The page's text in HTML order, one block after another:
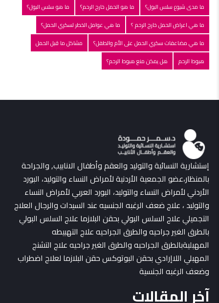
ما مدى شيوع سلس البول؟
ما هو الحمل خارج الرحم؟
ما هو سلس البول؟
ما هي اعراض الحمل خارج الرحم ؟
ما هي عوامل الخطر لسكري الحمل؟
ما هي مضاعفات سكري الحمل على الأم والطفل؟
مشاكل ما قبل الحمل
هبوط الرحم
هل يمكن منع هبوط الرحم؟
إستشارية النسائية والتوليد والعقم وأطفال الانابيب, والجراحة
بالمنظار،عضو الجمعية الأردنية لأمراض النساء والتوليد، البورد
الأردني لأمراض النساء والتوليد، البورد العربي لأمراض النساء
والتوليد ، علاج ضعف الرغبه الجنسيه عند السيدات والرجال العلاج
التجميلي علاج السلس البولي بحقن البلازما علاج السلس البولي
بالطرق الغير جراحيه والطرق الجراحيه علاج التهبيطه
المهبليةبالطرق الجراحيه والطرق الغير جراحيه علاج التشنج
المهبلي اللاإرادي بحقن البوتوكس حقن البلازما لعلاج اضطراب
وضعف الرغبه الجنسية
آخر المقالات